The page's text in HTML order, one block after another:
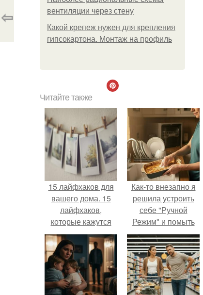
вентиляции через стену
Какой крепеж нужен для крепления
гипсокартона. Монтаж на профиль
⇦
Читайте также
15 лайфхаков для
вашего дома. 15
лайфхаков,
которые кажутся
дикими, пока их не
попробуешь
Как-то внезапно я
решила устроить
себе "Ручной
Режим" и помыть
посуду без помощи
техники.